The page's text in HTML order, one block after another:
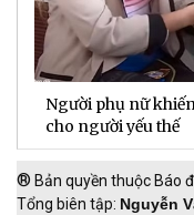
Người phụ nữ
cho người yếu thế
® Bản quyền thuộc Báo
Tổng biên tập: Nguyễn